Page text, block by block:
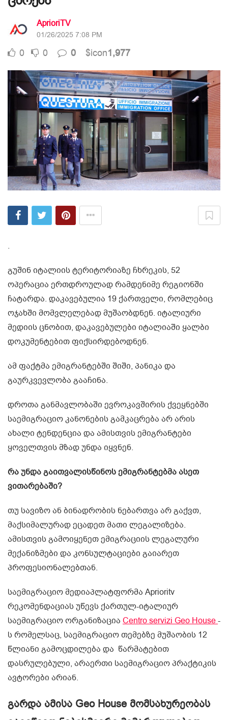
AprioriTV
01/26/2025 7:08 PM
0 0 0 $icon1,977
.
გუშინ იტალიის ტერიტორიაზე ჩხრეკის, 52
ოპერაცია ერთდროულად რამდენიმე რეგიონში
ჩატარდა. დაკავებულია 19 ქართველი, რომლებიც
ოჯახში მომვლელებად მუშაობდნენ. იტალიური
მედიის ცნობით, დაკავებულები იტალიაში ყალბი
დოკუმენტებით ფიქსირდებოდნენ.
ამ ფაქტმა ემიგრანტებში შიში, პანიკა და
გაურკვევლობა გააჩინა.
დროთა განმავლობაში ევროკავშირის ქვეყნებში
საემიგრაციო კანონების გამკაცრება არ არის
ახალი ტენდენცია და ამისთვის ემიგრანტები
ყოველთვის მზად უნდა იყვნენ.
რა უნდა გაითვალისწინოსემიგრანტებმა ასეთ
ვითარებაში?
თუ სავიზო ან ბინადრობის ნებართვა არ გაქვთ,
მაქსიმალურად ეცადეთ მათი ლეგალიზება.
ამისთვის გამოიყენეთ ემიგრაციის ლეგალური
მექანიზმები და კონსულტაციები გაიარეთ
პროფესიონალებთან.
საემიგრაციო მედიაპლატფორმა Aprioritv
რეკომენდაციას უწევს ქართულ-იტალიურ
საემიგრაციო ორგანიზაცია Centro servizi Geo House-
ს რომელსაც, საემიგრაციო თემებზე მუშაობის 12
წლიანი გამოცდილება და წარმატებით
დასრულებული, არაერთი საემიგრაციო პრაქტიკის
ავტორები არიან.
გარდა ამისა Geo House მომსახურეობას